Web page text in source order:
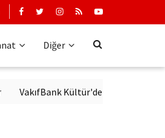
Diğer
Kültür'de Modern Alman